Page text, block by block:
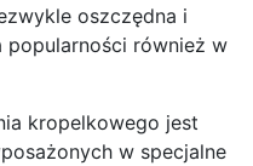
oszczędna i
popularności również w
kropelkowego jest
w specjalne